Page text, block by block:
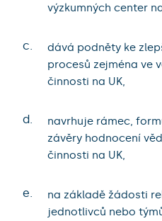
výzkumných center
c.
dává podněty ke
procesů zejména ve
činnosti na UK,
d.
navrhuje rámec,
závěry hodnocení
činnosti na UK,
e.
na základě žádosti
jednotlivců nebo